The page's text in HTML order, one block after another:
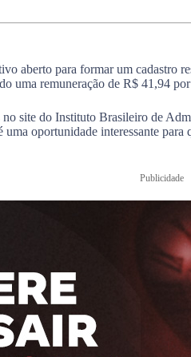
aberto para formar um cadastro
uma remuneração de R$ 41,94
no site do Instituto Brasileiro de
oportunidade interessante
Publicidade